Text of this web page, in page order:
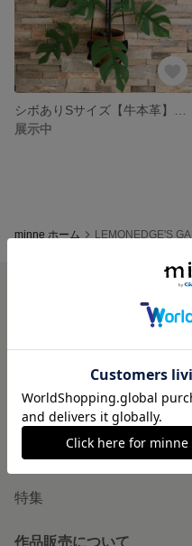
展示中
minne ホーム LEMONEDGE'S
minneで買いたい
作品をさがす
ショップをさがす
特集
作品販売について